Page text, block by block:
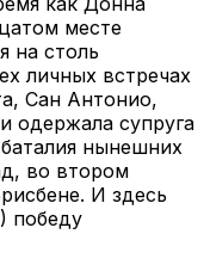
месте
на столь
личных встречах
Сан Антонио,
одержала супруга
нынешних
во втором
И здесь
победу